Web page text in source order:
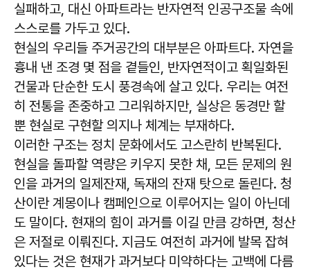
실패하고, 대신 아파트라는 반자연적 인공구조물 속에
스스로를 가두고 있다.
현실의 우리들 주거공간의 대부분은 아파트다. 자연을
흉내 낸 조경 몇 점을 곁들인, 반자연적이고 획일화된
건물과 단순한 도시 풍경속에 살고 있다. 우리는 여전
히 전통을 존중하고 그리워하지만, 실상은 동경만 할
뿐 현실로 구현할 의지나 체계는 부재하다.
이러한 구조는 정치 문화에서도 고스란히 반복된다.
현실을 돌파할 역량은 키우지 못한 채, 모든 문제의 원
인을 과거의 일제잔재, 독재의 잔재 탓으로 돌린다. 청
산이란 계몽이나 캠페인으로 이루어지는 일이 아닌데
도 말이다. 현재의 힘이 과거를 이길 만큼 강하면, 청산
은 저절로 이뤄진다. 지금도 여전히 과거에 발목 잡혀
있다는 것은 현재가 과거보다 미약하다는 고백에 다름